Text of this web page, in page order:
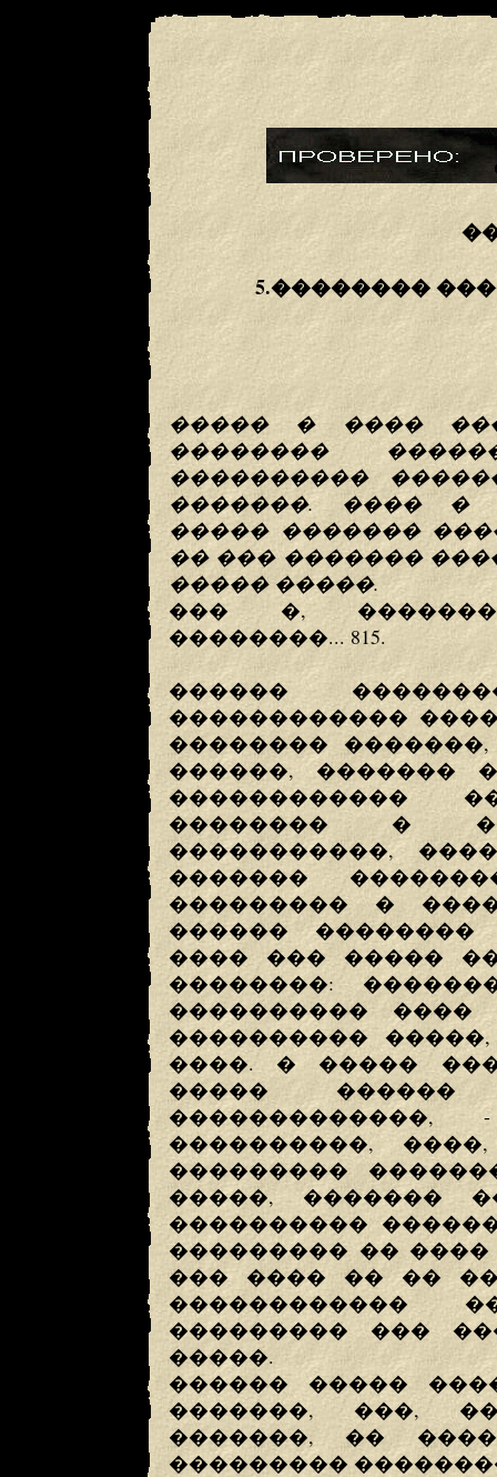
5.��������
����� � ����
��������
����������
�������. ���� �
����� �������
�� ��� �������
����� �����.
��� �,
��������... 815.
������
������������
��������
������, �������
������������
�������� �
�����������,
�������
��������� �
������ ��������
���� ��� �����
��������:
���������� ����
����������
����. � �����
�����
����������,
���������
�����, �������
����������
��������� ��
��� ���� �� ��
������������
��������� ���
�����.
������ �����
�������, ���,
�������, ��
���������